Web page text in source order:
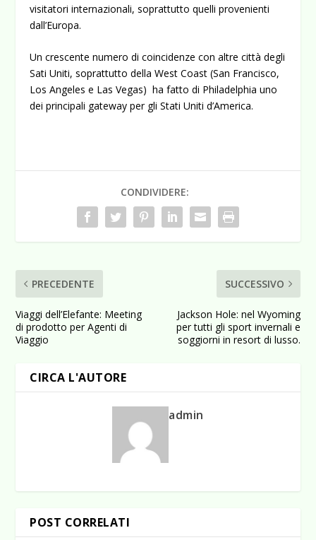
visitatori internazionali, soprattutto quelli provenienti
dall’Europa.
Un crescente numero di coincidenze con altre città degli
Sati Uniti, soprattutto della West Coast (San Francisco,
Los Angeles e Las Vegas) ha fatto di Philadelphia uno
dei principali gateway per gli Stati Uniti d’America.
CONDIVIDERE:
PRECEDENTE
Viaggi dell’Elefante: Meeting
di prodotto per Agenti di
Viaggio
SUCCESSIVO
Jackson Hole: nel Wyoming
per tutti gli sport invernali e
soggiorni in resort di lusso.
CIRCA L'AUTORE
admin
POST CORRELATI